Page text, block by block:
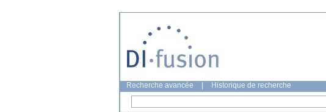
Recherche avancée Historique de recherche